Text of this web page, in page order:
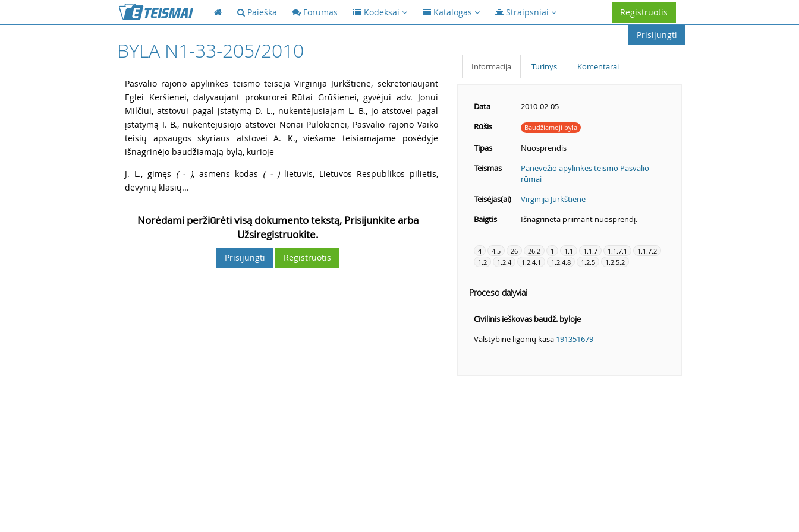
Paieška Forumas Kodeksai Katalogas Straipsniai
Registruotis
Prisijungti
BYLA N1-33-205/2010
Pasvalio rajono apylinkės teismo teisėja Virginija Jurkštienė, sekretoriaujant
Eglei Keršienei, dalyvaujant prokurorei Rūtai Grūšienei, gyvėjui adv. Jonui
Milčiui, atstovui pagal įstatymą D. L., nukentėjusiajam L. B., jo atstovei pagal
įstatymą I. B., nukentėjusiojo atstovei Nonai Pulokienei, Pasvalio rajono Vaiko
teisių apsaugos skyriaus atstovei A. K., viešame teisiamajame posėdyje
išnagrinėjo baudžiamąją bylą, kurioje
J. L., gimęs ( - ), asmens kodas ( - )lietuvis, Lietuvos Respublikos pilietis,
devynių klasių...
Norėdami peržiūrėti visą dokumento tekstą, Prisijunkite arba
Užsiregistruokite.
Prisijungti Registruotis
Informacija Turinys Komentarai
Data
2010-02-05
Rūšis
Baudžiamoji byla
Tipas
Nuosprendis
Teismas
Panevėžio apylinkės teismo Pasvalio
rūmai
Teisėjas(ai)
Virginija Jurkštienė
Baigtis
Išnagrinėta priimant nuosprendį.
4 4.5 26 26.2 1 1.1 1.1.7 1.1.7.1
1.1.7.2
1.2
1.2.4 1.2.4.1 1.2.4.8 1.2.5 1.2.5.2
Proceso dalyviai
Civilinis ieškovas baudž. byloje
Valstybinė ligonių kasa 191351679